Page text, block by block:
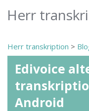
Herr
Herr transkription >
Edivoice
Android